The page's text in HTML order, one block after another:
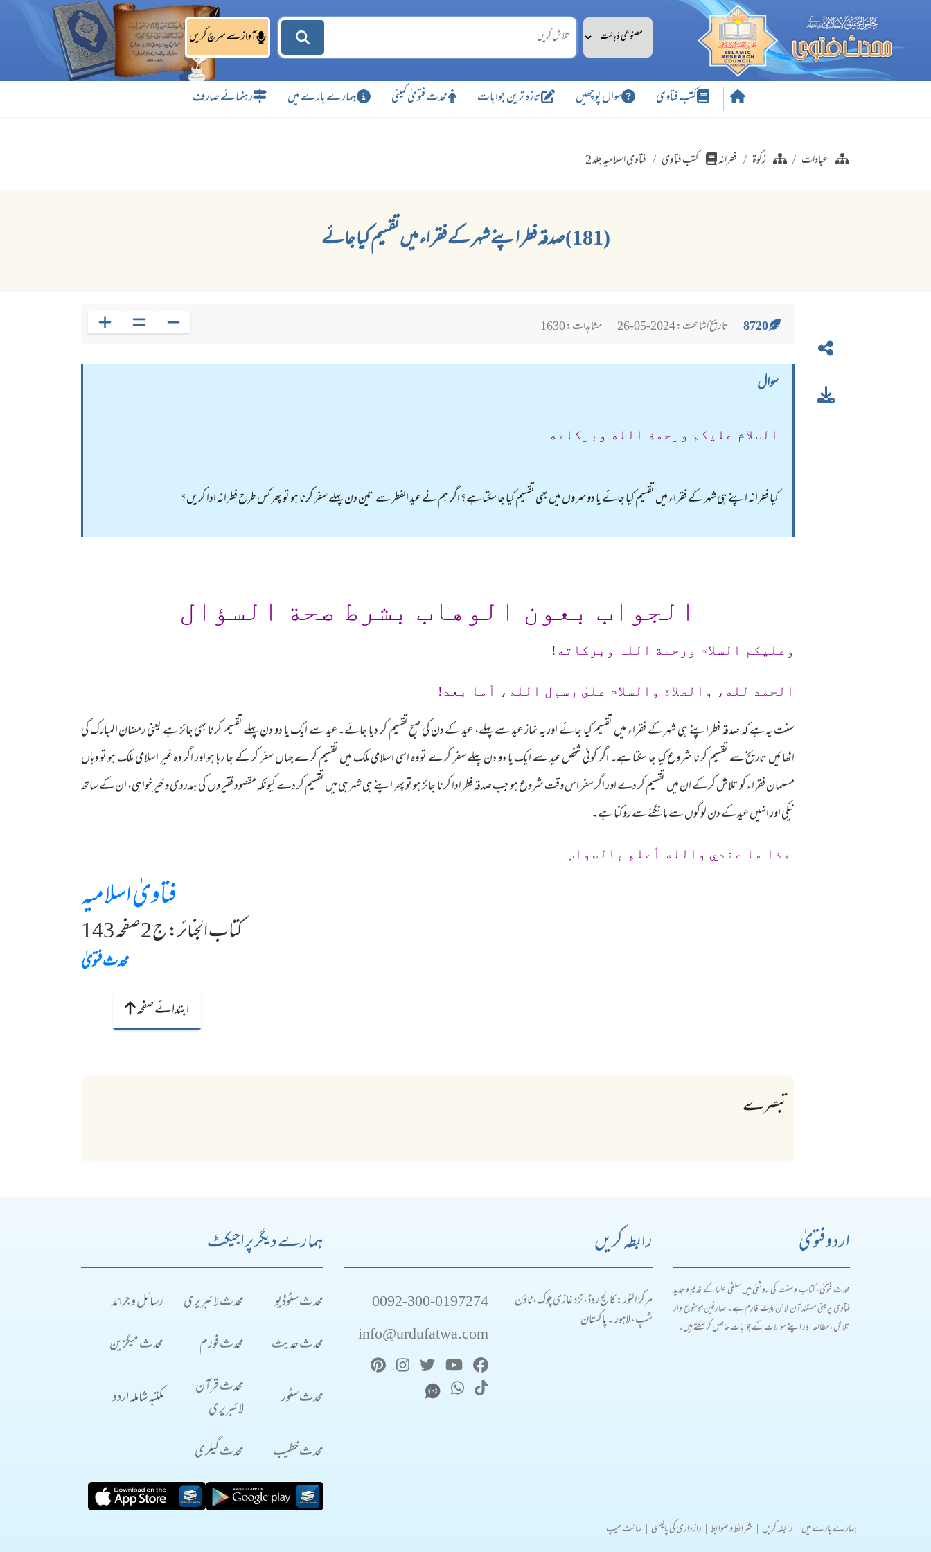
آواز سے سرچ کریں
کتب فتاوی سوال پوچھیں تازہ ترین جوابات محدث فتویٰ کمیٹی ہمارے بارے میں رہنمائے صارف
عبادات زکوۃ فطرانہ کتب فتاوی فتاوی اسلامیہ جلد 2
(181) صدقہ فطر اپنے شہر کے فقراء میں تقسیم کیا جائے
8720 تاریخ اشاعت : 2024-05-26 مشاہدات : 1630
سوال
السلام عليكم ورحمة الله وبركاته
کیا فطرانہ اپنے ہی شہر کے فقراء میں تقسیم کیا جائے یا دوسروں میں بھی تقسیم کیا جا سکتا ہے؟ اگر ہم نے عید الفطر سے تین دن پہلے سفر کرنا ہو تو پھر کس طرح فطرانہ ادا کریں؟
الجواب بعون الوهاب بشرط صحة السؤال
وعلیکم السلام ورحمة اللہ وبرکاته!
الحمد لله، والصلاة والسلام علىٰ رسول الله، أما بعد!
سنت یہ ہے کہ صدقہ فطر اپنے ہی شہر کے فقراء میں تقسیم کیا جائے اور یہ نماز عید سے پہلے، عید کے دن کی صبح تقسیم کر دیا جائے۔ عید سے ایک یا دو دن پہلے تقسیم کرنا بھی جائز ہے یعنی رمضان المبارک کی
اٹھائیں تاریخ سے تقسیم کرنا شروع کیا جا سکتا ہے۔ اگر کوئی شخص عید سے ایک یا دو دن پہلے سفر کرے تو وہ اسی اسلامی ملک میں تقسیم کرے جہاں سفر کر کے جا رہا ہو اور اگر وہ غیر اسلامی ملک ہو تو وہاں
مسلمان فقراء کو تلاش کر کے ان میں تقسیم کر دے اور اگر سفر اس وقت شروع ہو جب صدقہ فطر ادا کرنا جائز ہو تو پھر اپنے ہی شہر ہی میں تقسیم کر دے کیونکہ مقصود فقیروں کی ہمدردی و خیر خواہی، ان کے ساتھ
نیکی اور انہیں عید کے دن لوگوں سے مانگنے سے روکنا ہے۔
ھذا ما عندي والله أعلم بالصواب
فتاویٰ اسلامیہ
کتاب الجنائر: ج 2 صفحہ 143
محدث فتویٰ
ابتدائے صفحہ
تبصرے
اردو فتویٰ
محدث فتویٰ، کتاب و سنت کی روشنی میں سلفی علما کے قدیم و جدید
فتاویٰ پر مبنی مستند آن لائن پلیٹ فارم ہے۔ صارفین موضوع وار
تلاش، مطالعہ اور اپنے سوالات کے جوابات حاصل کر سکتے ہیں۔
رابطہ کریں
مرکز النور: کالج روڈ، نزد غازی چوک، ٹاؤن
شپ، لاہور ۔ پاکستان
0092-300-0197274
info@urdufatwa.com
ہمارے دیگر پراجیکٹ
محدث سٹوڈیو محدث لائبریری
رسائل و جرائد
محدث حدیث
محدث فورم محدث میگزین
محدث سٹور
محدث قرآن
لائبریری
مکتبہ شاملہ اردو
محدث خطیب محدث گیلری
ہمارے بارے میں | رابطہ کریں | شرائط و ضوابط | رازداری کی پالیسی | سائٹ میپ